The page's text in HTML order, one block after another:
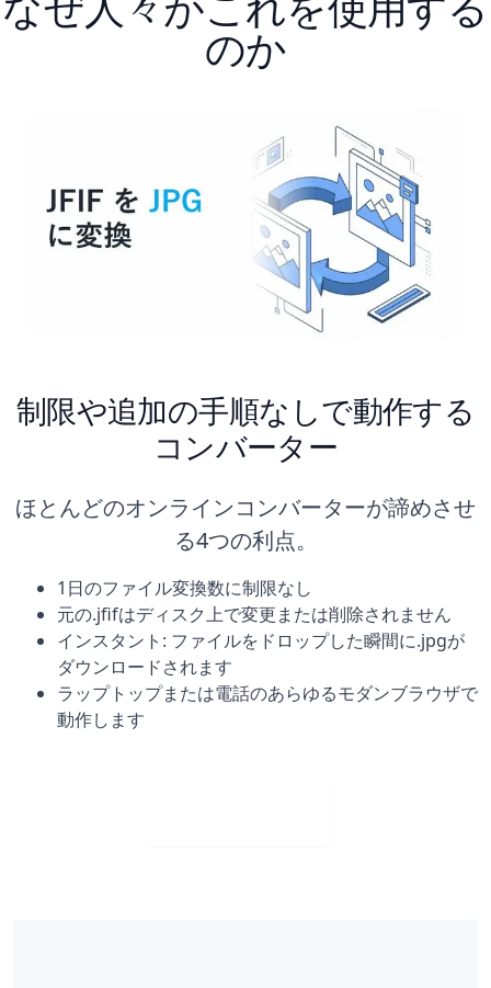
のか
制限や追加の手順なしで動作する
コンバーター
ほとんどのオンラインコンバーターが諦めさせ
る4つの利点。
1日のファイル変換数に制限なし
元の.jfifはディスク上で変更または削除されません
インスタント: ファイルをドロップした瞬間に.jpgが
ダウンロードされます
ラップトップまたは電話のあらゆるモダンブラウザで
動作します